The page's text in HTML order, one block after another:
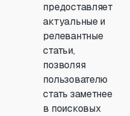
предоставляет
актуальные и
релевантные
статьи,
позволяя
пользователю
стать заметнее
в поисковых